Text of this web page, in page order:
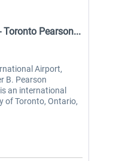
Toronto Pearson...
Airport,
B. Pearson
an international
of Toronto, Ontario,
urban...